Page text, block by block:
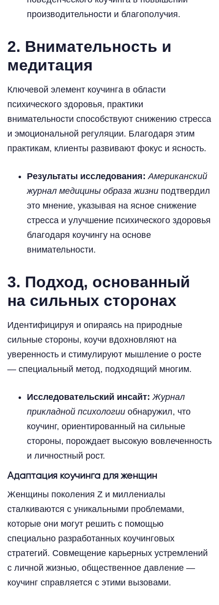
производительности и благополучия.
2. Внимательность и
медитация
Ключевой элемент коучинга в области
психического здоровья, практики
внимательности способствуют снижению стресса
и эмоциональной регуляции. Благодаря этим
практикам, клиенты развивают фокус и ясность.
Результаты исследования: Американский
журнал медицины образа жизни подтвердил
это мнение, указывая на ясное снижение
стресса и улучшение психического здоровья
благодаря коучингу на основе
внимательности.
3. Подход, основанный
на сильных сторонах
Идентифицируя и опираясь на природные
сильные стороны, коучи вдохновляют на
уверенность и стимулируют мышление о росте
— специальный метод, подходящий многим.
Исследовательский инсайт: Журнал
прикладной психологии обнаружил, что
коучинг, ориентированный на сильные
стороны, порождает высокую вовлеченность
и личностный рост.
Адаптация коучинга для женщин
Женщины поколения Z и миллениалы
сталкиваются с уникальными проблемами,
которые они могут решить с помощью
специально разработанных коучинговых
стратегий. Совмещение карьерных устремлений
с личной жизнью, общественное давление —
коучинг справляется с этими вызовами.